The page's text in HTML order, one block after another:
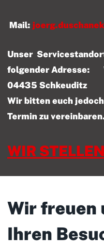
Mail:
Unser
folgender Adresse:
04435 Schkeuditz
Wir bitten euch
Termin zu
WIR
Wir freuen
Ihren